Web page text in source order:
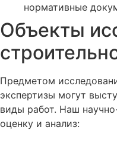
нормативные
Объекты
Предметом
экспертизы могут
виды работ. Наш
оценку и анализ: